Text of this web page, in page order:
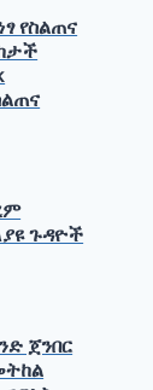
የስልጠና
ጉዳዮች
ጀንበር